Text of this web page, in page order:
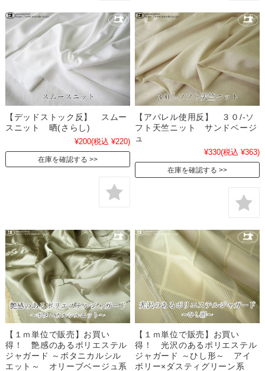
【デッドストック反】 スムー
スニット 晒(さらし)
¥200(税込 ¥220)
在庫を確認する
【アパレル使用反】 ３０/-ソ
フト天竺ニット サンドベージ
ュ
¥330(税込 ¥363)
在庫を確認する
【１ｍ単位で販売】お買い
得！ 艶感のあるポリエステル
ジャガード ～ボタニカルシル
エット～ オリーブベージュ系
【１ｍ単位で販売】お買い
得！ 光沢のあるポリエステル
ジャガード ～ひし形～ アイ
ボリー×ダスティグリーン系